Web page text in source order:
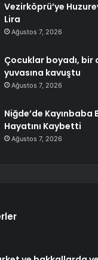
Vezirköprü’ye
Lira
Ağustos 7, 2026
Çocuklar boyadı, bir
yuvasına kavuştu
Ağustos 7, 2026
Niğde’de Kayınbaba
Hayatını Kaybetti
Ağustos 7, 2026